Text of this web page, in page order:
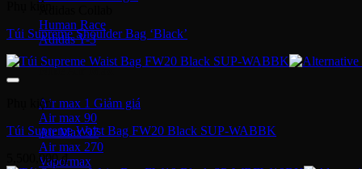
Human Race
Adidas Y-3
Nike Air Max
Air max 1
Air max 90
Air Max 97
Air max 270
Vapormax
Phụ kiện
Túi Supreme Shoulder Bag ‘Black’
Phụ kiện
Túi Supreme Waist Bag FW20 Black SUP-WABBK
5,500,000₫